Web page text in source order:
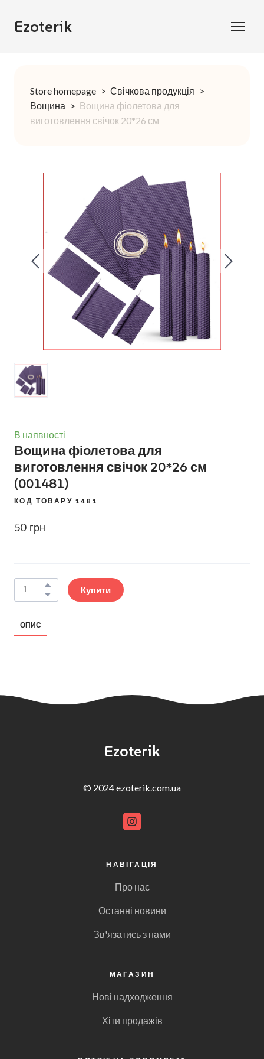
Ezoterik
Store homepage
Свічкова продукція
Вощина
Вощина фіолетова для
виготовлення свічок 20*26 см
В наявності
Вощина фіолетова для
виготовлення свічок 20*26 см
(001481)
КОД ТОВАРУ 1481
50  грн
Купити
ОПИС
Ezoterik
© 2024 ezoterik.com.ua
НАВІГАЦІЯ
Про нас
Останні новини
Зв'язатись з нами
МАГАЗИН
Нові надходження
Хіти продажів